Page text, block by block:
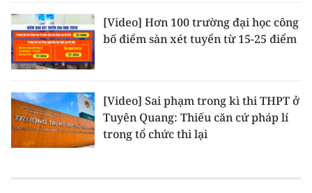
[Video] Hơn 100 trường đại học công
bố điểm sàn xét tuyển từ 15-25 điểm
[Video] Sai phạm trong kì thi THPT ở
Tuyên Quang: Thiếu căn cứ pháp lí
trong tổ chức thi lại